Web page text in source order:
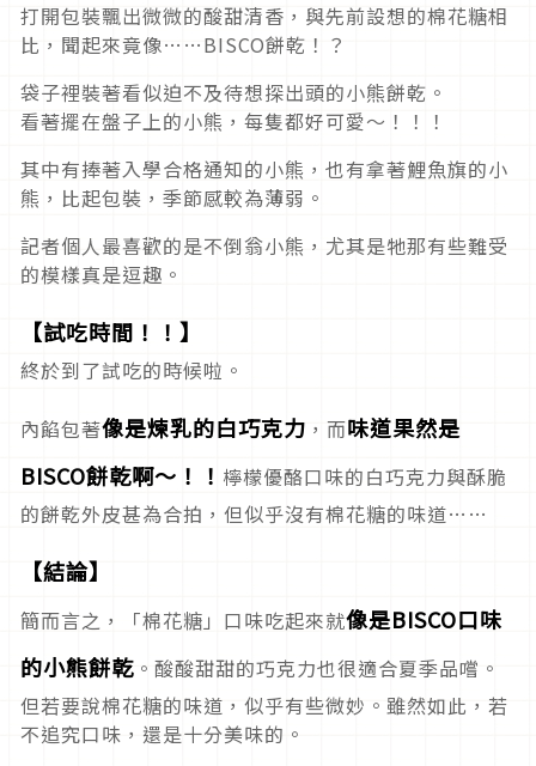
打開包裝飄出微微的酸甜清香，與先前設想的棉花糖相
比，聞起來竟像……BISCO餅乾！？
袋子裡裝著看似迫不及待想探出頭的小熊餅乾。
看著擺在盤子上的小熊，每隻都好可愛～！！！
其中有捧著入學合格通知的小熊，也有拿著鯉魚旗的小
熊，比起包裝，季節感較為薄弱。
記者個人最喜歡的是不倒翁小熊，尤其是牠那有些難受
的模樣真是逗趣。
【試吃時間！！】
終於到了試吃的時候啦。
內餡包著像是煉乳的白巧克力 ，而味道果然是
BISCO餅乾啊～！！ 檸檬優酪口味的白巧克力與酥脆
的餅乾外皮甚為合拍，但似乎沒有棉花糖的味道……
【結論】
簡而言之，「棉花糖」口味吃起來就像是BISCO口味
的小熊餅乾 。酸酸甜甜的巧克力也很適合夏季品嚐。
但若要說棉花糖的味道，似乎有些微妙。雖然如此，若
不追究口味，還是十分美味的。